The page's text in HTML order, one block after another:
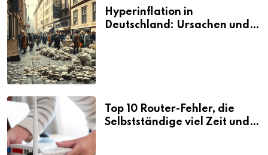
Hyperinflation in
Deutschland: Ursachen und
Top 10 Router-Fehler, die
Selbstständige viel Zeit und